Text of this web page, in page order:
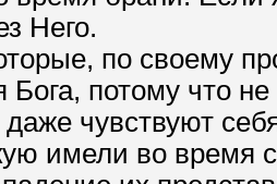
Него.
по своему
Бога, потому что
чувствуют
имели во время